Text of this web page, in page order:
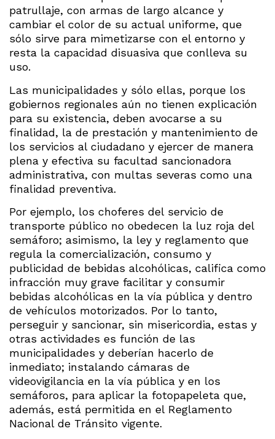
patrullaje, con armas de largo alcance y
cambiar el color de su actual uniforme, que
sólo sirve para mimetizarse con el entorno y
resta la capacidad disuasiva que conlleva su
uso.
Las municipalidades y sólo ellas, porque los
gobiernos regionales aún no tienen explicación
para su existencia, deben avocarse a su
finalidad, la de prestación y mantenimiento de
los servicios al ciudadano y ejercer de manera
plena y efectiva su facultad sancionadora
administrativa, con multas severas como una
finalidad preventiva.
Por ejemplo, los choferes del servicio de
transporte público no obedecen la luz roja del
semáforo; asimismo, la ley y reglamento que
regula la comercialización, consumo y
publicidad de bebidas alcohólicas, califica como
infracción muy grave facilitar y consumir
bebidas alcohólicas en la vía pública y dentro
de vehículos motorizados. Por lo tanto,
perseguir y sancionar, sin misericordia, estas y
otras actividades es función de las
municipalidades y deberían hacerlo de
inmediato; instalando cámaras de
videovigilancia en la vía pública y en los
semáforos, para aplicar la fotopapeleta que,
además, está permitida en el Reglamento
Nacional de Tránsito vigente.